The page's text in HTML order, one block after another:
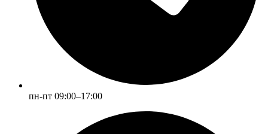
пн-пт 09:00–17:00